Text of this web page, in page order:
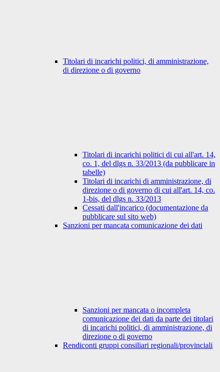
Titolari di incarichi politici, di amministrazione,
di direzione o di governo
Titolari di incarichi politici di cui all'art. 14,
co. 1, del dlgs n. 33/2013 (da pubblicare in
tabelle)
Titolari di incarichi di amministrazione, di
direzione o di governo di cui all'art. 14, co.
1-bis, del dlgs n. 33/2013
Cessati dall'incarico (documentazione da
pubblicare sul sito web)
Sanzioni per mancata comunicazione dei dati
Sanzioni per mancata o incompleta
comunicazione dei dati da parte dei titolari
di incarichi politici, di amministrazione, di
direzione o di governo
Rendiconti gruppi consiliari regionali/provinciali